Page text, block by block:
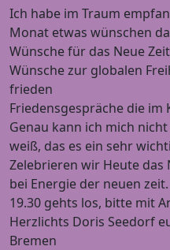
Ich habe im Traum
Monat etwas wünschen
Wünsche für das Neue
Wünsche zur globalen
frieden
Friedensgespräche die
Genau kann ich mich
weiß, das es ein sehr
Zelebrieren wir Heute das
bei Energie der neuen zeit.
19.30 gehts los, bitte mit
Herzlichts Doris Seedorf
Bremen